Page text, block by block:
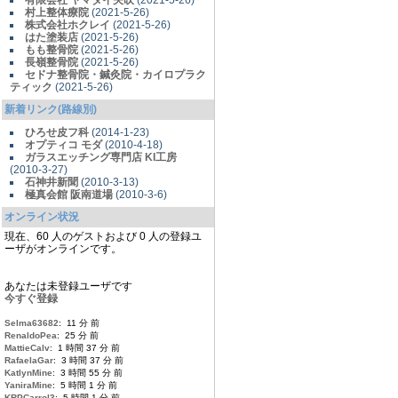
村上整体療院 (2021-5-26)
株式会社ホクレイ (2021-5-26)
はた塗装店 (2021-5-26)
もも整骨院 (2021-5-26)
長嶺整骨院 (2021-5-26)
セドナ整骨院・鍼灸院・カイロプラク
ティック (2021-5-26)
新着リンク(路線別)
ひろせ皮フ科 (2014-1-23)
オプティコ モダ(2010-4-18)
ガラスエッチング専門店 KI工房
(2010-3-27)
石神井新聞 (2010-3-13)
極真会館 阪南道場 (2010-3-6)
オンライン状況
現在、60 人のゲストおよび 0 人の登録ユ
ーザがオンラインです。
あなたは未登録ユーザです
今すぐ登録
Selma63682: 11 分 前
RenaldoPea: 25 分 前
MattieCalv: 1 時間 37 分 前
RafaelaGar: 3 時間 37 分 前
KatlynMine: 3 時間 55 分 前
YaniraMine: 5 時間 1 分 前